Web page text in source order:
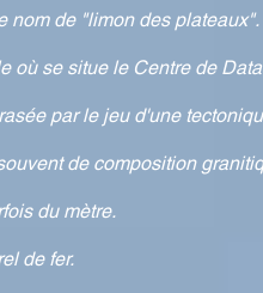
nom de "limon des plateaux".
où se situe le Centre de
par le jeu d'une
de composition
du mètre.
de fer.